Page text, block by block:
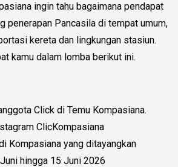
ingin tahu bagaimana pendapat
penerapan Pancasila di tempat umum,
kereta dan lingkungan stasiun.
kamu dalam lomba berikut ini.
Click di Temu Kompasiana.
ClicKompasiana
Kompasiana yang ditayangkan
hingga 15 Juni 2026